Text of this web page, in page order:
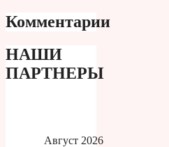
Комментарии
НАШИ
ПАРТНЕРЫ
Август 2026